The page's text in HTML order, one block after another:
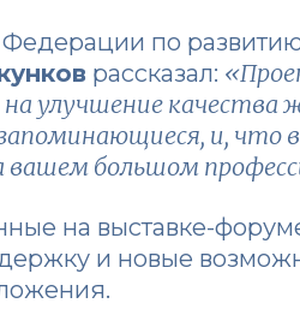
по
рассказал:
улучшение качества
и, что
большом
на выставке-
и новые